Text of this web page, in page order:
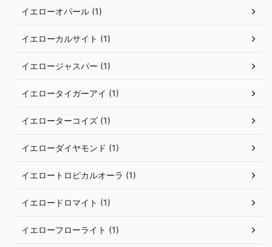
イエローオパール (1)
イエローカルサイト (1)
イエロージャスパー (1)
イエロータイガーアイ (1)
イエローターコイズ (1)
イエローダイヤモンド (1)
イエロートロピカルオーラ (1)
イエロードロマイト (1)
イエローフローライト (1)